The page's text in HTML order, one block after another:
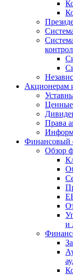
Акционерам
Ценные
Права
Финансовый
Обзор
и